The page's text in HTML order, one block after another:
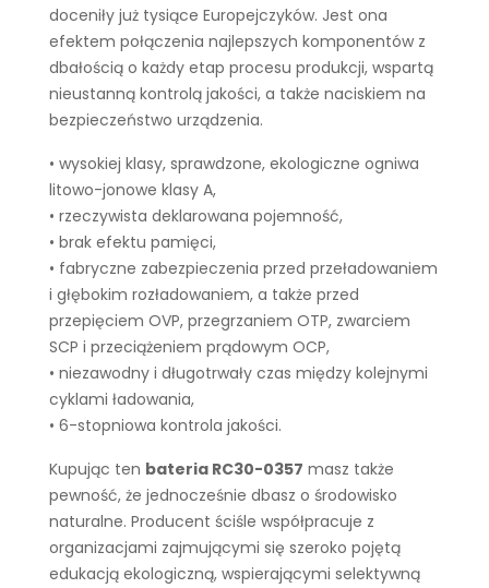
doceniły już tysiące Europejczyków. Jest ona
efektem połączenia najlepszych komponentów z
dbałością o każdy etap procesu produkcji, wspartą
nieustanną kontrolą jakości, a także naciskiem na
bezpieczeństwo urządzenia.
• wysokiej klasy, sprawdzone, ekologiczne ogniwa
litowo-jonowe klasy A,
• rzeczywista deklarowana pojemność,
• brak efektu pamięci,
• fabryczne zabezpieczenia przed przeładowaniem
i głębokim rozładowaniem, a także przed
przepięciem OVP, przegrzaniem OTP, zwarciem
SCP i przeciążeniem prądowym OCP,
• niezawodny i długotrwały czas między kolejnymi
cyklami ładowania,
• 6-stopniowa kontrola jakości.
Kupując ten bateria RC30-0357 masz także
pewność, że jednocześnie dbasz o środowisko
naturalne. Producent ściśle współpracuje z
organizacjami zajmującymi się szeroko pojętą
edukacją ekologiczną, wspierającymi selektywną